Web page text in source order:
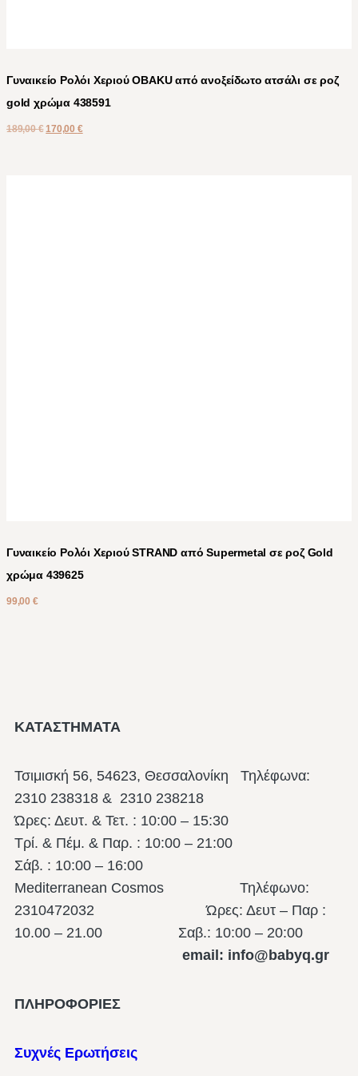
Γυναικείο Ρολόι Χεριού OBAKU από ανοξείδωτο ατσάλι σε ροζ
gold χρώμα 438591
189,00€ 170,00 €
Γυναικείο Ρολόι Χεριού STRAND από Supermetal σε ροζ Gold
χρώμα 439625
99,00 €
ΚΑΤΑΣΤΗΜΑΤΑ
Τσιμισκή 56, 54623, Θεσσαλονίκη Τηλέφωνα:
2310 238318 & 2310 238218
Ώρες: Δευτ. & Τετ. : 10:00 – 15:30
Τρί. & Πέμ. & Παρ. : 10:00 – 21:00
Σάβ. : 10:00 – 16:00
Mediterranean Cosmos Τηλέφωνο:
2310472032 Ώρες: Δευτ – Παρ :
10.00 – 21.00 Σαβ.: 10:00 – 20:00
email: info@babyq.gr
ΠΛΗΡΟΦΟΡΙΕΣ
Συχνές Ερωτήσεις